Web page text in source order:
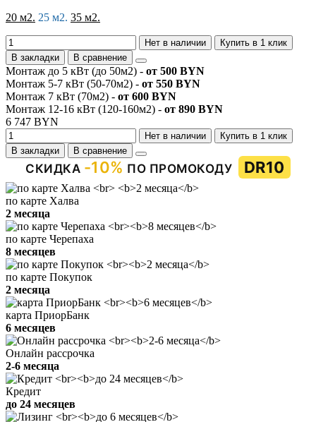
20 м2. 25 м2. 35 м2.
Нет в наличии
Купить в 1 клик
В закладки
В сравнение
Монтаж до 5 кВт (до 50м2) - от 500 BYN
Монтаж 5-7 кВт (50-70м2) - от 550 BYN
Монтаж 7 кВт (70м2) - от 600 BYN
Монтаж 12-16 кВт (120-160м2) - от 890 BYN
6 747 BYN
Нет в наличии
Купить в 1 клик
В закладки
В сравнение
СКИДКА -10% ПО ПРОМОКОДУ DR10
по карте Халва
2 месяца
по карте Черепаха
8 месяцев
по карте Покупок
2 месяца
карта ПриорБанк
6 месяцев
Онлайн рассрочка
2-6 месяца
Кредит
до 24 месяцев